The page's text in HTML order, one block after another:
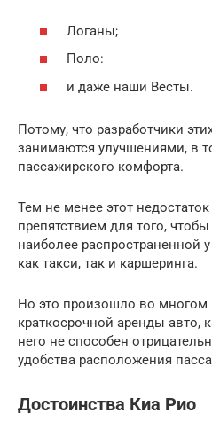
Логаны;
Поло:
и даже наши Весты.
Потому, что разработчики
занимаются улучшениями, в
пассажирского комфорта.
Тем не менее этот
препятствием для того,
наиболее распространенной
как такси, так и каршеринга.
Но это произошло во многом
краткосрочной аренды авто,
него не способен
удобства расположения
Достоинства Киа Рио